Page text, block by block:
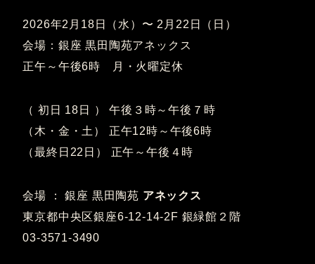
2026年2月18日（水）〜 2月22日（日）
会場：銀座 黒田陶苑アネックス
正午～午後6時 月・火曜定休
（ 初日 18日 ） 午後３時～午後７時
（木・金・土） 正午12時～午後6時
（最終日22日） 正午～午後４時
会場 ： 銀座 黒田陶苑 アネックス
東京都中央区銀座6-12-14-2F 銀緑館２階
03-3571-3490